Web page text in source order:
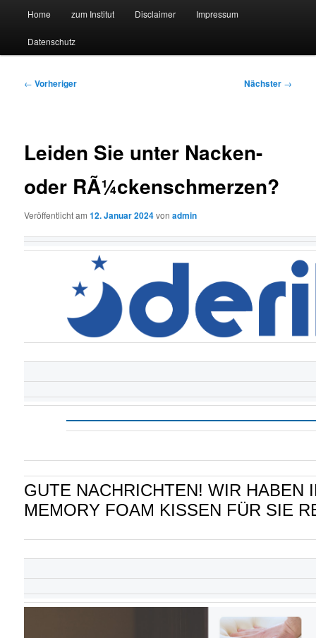
Suchmaschine Forschung und
Technologie
Zum
primären
Zum
sekundären
Home zum Institut Disclaimer Impressum
Datenschutz
Beitragsnavigation
← Vorheriger Nächster →
Leiden Sie unter Nacken-
oder RÃ¼ckenschmerzen?
Veröffentlicht am12. Januar 2024vonadmin
GUTE NACHRICHTEN! WIR HABEN
MEMORY FOAM KISSEN FÜR SIE